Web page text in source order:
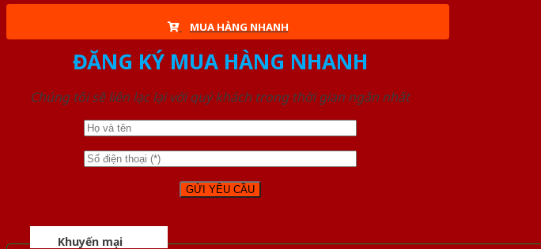
MUA HÀNG NHANH
ĐĂNG KÝ MUA HÀNG NHANH
Chúng tôi sẽ liên lạc lại với quý khách trong thời gian ngắn nhất
Khuyến mại